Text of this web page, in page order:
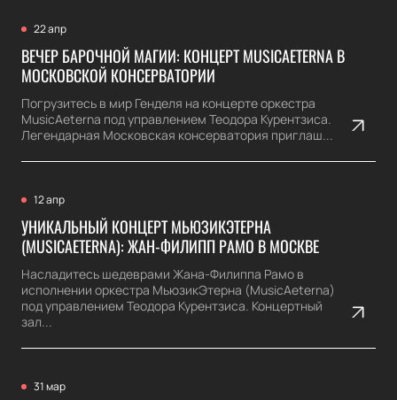
22 апр
ВЕЧЕР БАРОЧНОЙ МАГИИ: КОНЦЕРТ MUSICAETERNA В
МОСКОВСКОЙ КОНСЕРВАТОРИИ
Погрузитесь в мир Генделя на концерте оркестра
MusicAeterna под управлением Теодора Курентзиса.
Легендарная Московская консерватория приглаш...
12 апр
УНИКАЛЬНЫЙ КОНЦЕРТ МЬЮЗИКЭТЕРНА
(MUSICAETERNA): ЖАН-ФИЛИПП РАМО В МОСКВЕ
Насладитесь шедеврами Жана-Филиппа Рамо в
исполнении оркестра МьюзикЭтерна (MusicAeterna)
под управлением Теодора Курентзиса. Концертный
зал...
31 мар